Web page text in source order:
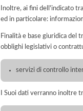
Inoltre, ai fini dell'indicato
ed in particolare:
Finalità e base giuridica del
obblighi legislativi o
servizi di controllo
I Suoi dati verranno inoltre